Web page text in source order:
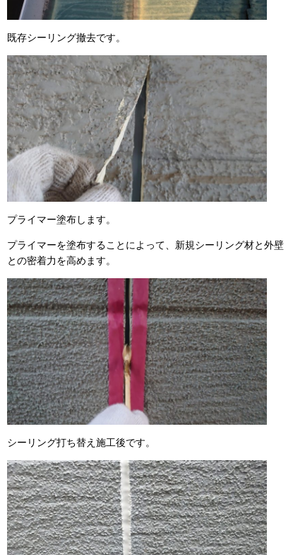
既存シーリング撤去です。
プライマー塗布します。
プライマーを塗布することによって、新規シーリング材と外壁
との密着力を高めます。
シーリング打ち替え施工後です。